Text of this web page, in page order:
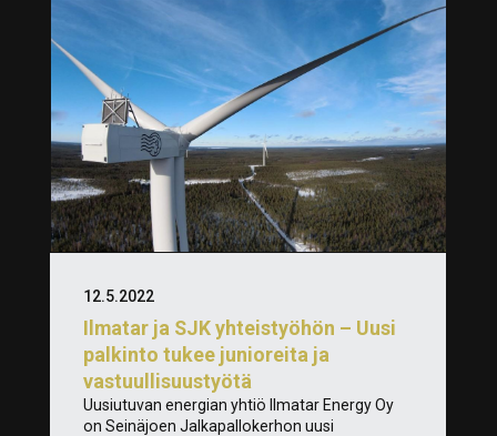
Ilmatar ja SJK yhteistyöhön – Uusi
palkinto tukee junioreita ja
vastuullisuustyötä
12.5.2022
Uusiutuvan energian yhtiö Ilmatar Energy Oy
on Seinäjoen Jalkapallokerhon uusi